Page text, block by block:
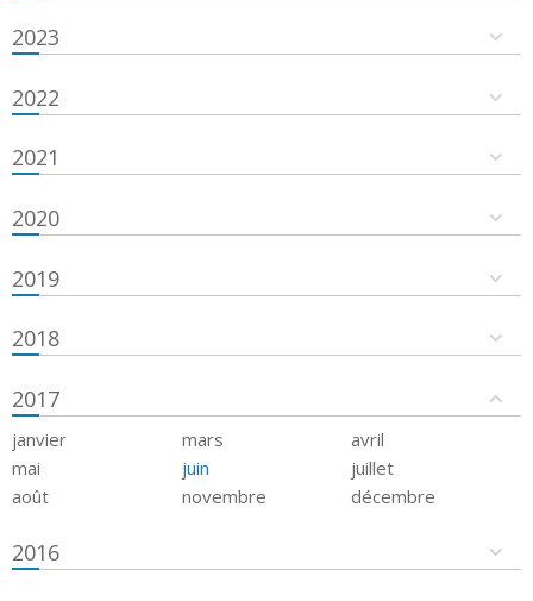
2023
2022
2021
2020
2019
2018
2017
janvier mars
avril
mai
juin
juillet
août
novembre décembre
2016